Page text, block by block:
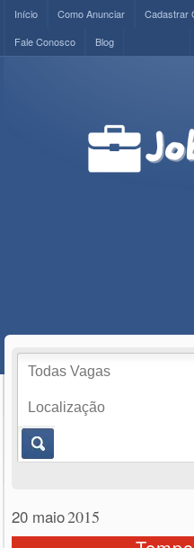
Início Como Anunciar Cadastrar
Fale Conosco
Blog
20 maio2015